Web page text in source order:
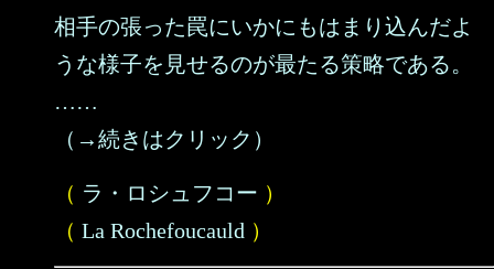
相手の張った罠にいかにもはまり込んだよ
うな様子を見せるのが最たる策略である。
……
（→続きはクリック）
（ ラ・ロシュフコー ）
（ La Rochefoucauld ）